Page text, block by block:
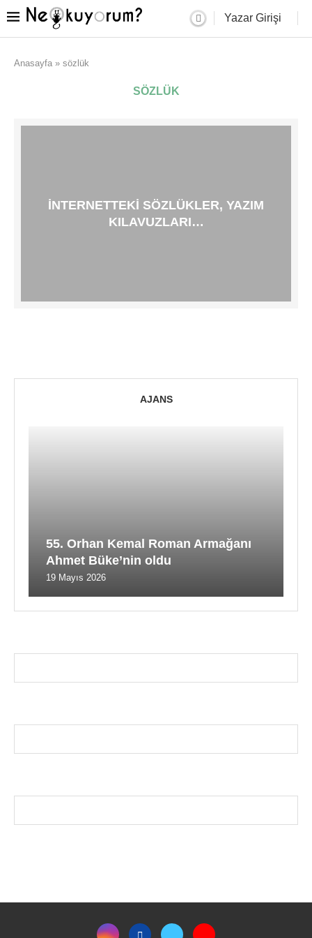
Yazar Girişi
Anasayfa » sözlük
SÖZLÜK
İNTERNETTEKI SÖZLÜKLER, YAZIM
KILAVUZLARI…
AJANS
55. Orhan Kemal Roman Armağanı
Ahmet Büke’nin oldu
19 Mayıs 2026